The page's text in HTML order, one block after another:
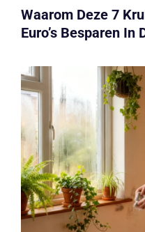
Waarom Deze 7
Euro’s Besparen In